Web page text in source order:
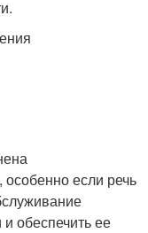
если речь
обеспечить ее